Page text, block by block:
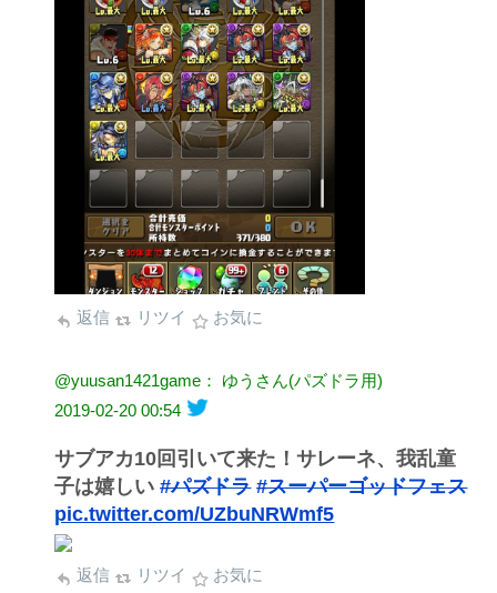
返信 リツイ お気に
@yuusan1421game： ゆうさん(パズドラ用)
2019-02-20 00:54
サブアカ10回引いて来た！サレーネ、我乱童
子は嬉しい#パズドラ #スーパーゴッドフェス
pic.twitter.com/UZbuNRWmf5
返信 リツイ お気に